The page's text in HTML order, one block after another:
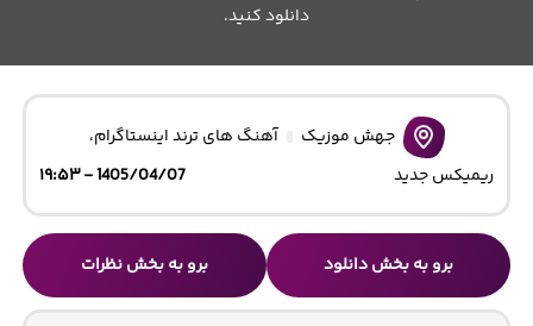
دانلود کنید.
جهش موزیک آهنگ های ترند اینستاگرام،
ریمیکس جدید
1405/04/07 - ۱۹:۵۳
برو به بخش دانلود برو به بخش نظرات